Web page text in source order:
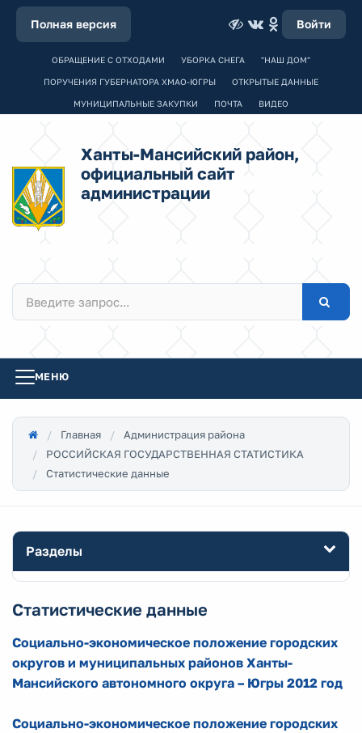
Полная версия Войти
ОБРАЩЕНИЕ С ОТХОДАМИ УБОРКА СНЕГА "НАШ ДОМ"
ПОРУЧЕНИЯ ГУБЕРНАТОРА ХМАО-ЮГРЫ ОТКРЫТЫЕ ДАННЫЕ
МУНИЦИПАЛЬНЫЕ ЗАКУПКИ ПОЧТА ВИДЕО
Ханты-Мансийский район,
официальный сайт
администрации
МЕНЮ
Главная
Администрация района
РОССИЙСКАЯ ГОСУДАРСТВЕННАЯ СТАТИСТИКА
Статистические данные
Разделы
Статистические данные
Социально-экономическое положение городских
округов и муниципальных районов Ханты-
Мансийского автономного округа – Югры 2012 год
Социально-экономическое положение городских